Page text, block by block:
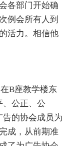
各部门开始确
例会所有人到
活力。相信他
B座教学楼东
、公正、公
告的协会成员为
成，从前期准